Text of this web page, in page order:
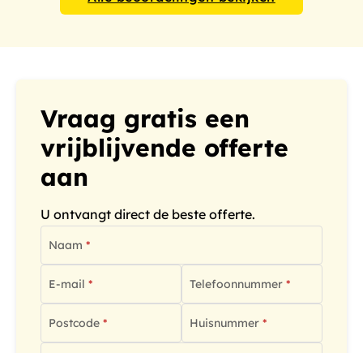
Vraag gratis een
vrijblijvende offerte
aan
U ontvangt direct de beste offerte.
Naam
E-mail Telefoonnummer
Postcode Huisnummer